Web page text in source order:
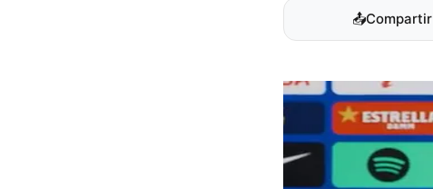
📤Compartir